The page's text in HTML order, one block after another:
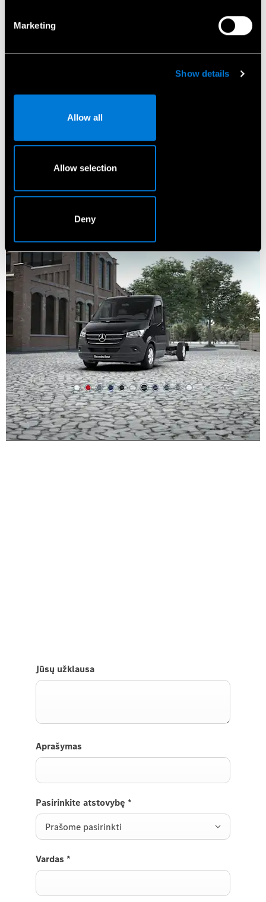
Marketing
Show details
Allow all
Allow selection
Deny
Skaitmeniniai priedai
Komfortas
Bendrieji atsakomybės apribojimai:
[1] Pasirinktinai pasirenkama įranga, atsižvelgiant į
konfigūraciją.
įranga.
Jūsų užklausa
Aprašymas
Pasirinkite atstovybę *
Prašome pasirinkti
Vardas *